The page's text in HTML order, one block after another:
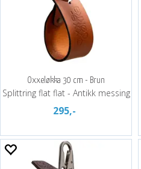
Oxxeløkka 30 cm - Brun
Splittring flat flat - Antikk messing
295,-